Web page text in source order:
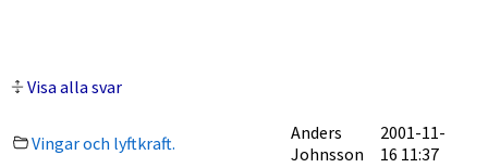
Visa alla svar
Vingar och lyftkraft.
Anders
Johnsson
2001-11-
16 11:37